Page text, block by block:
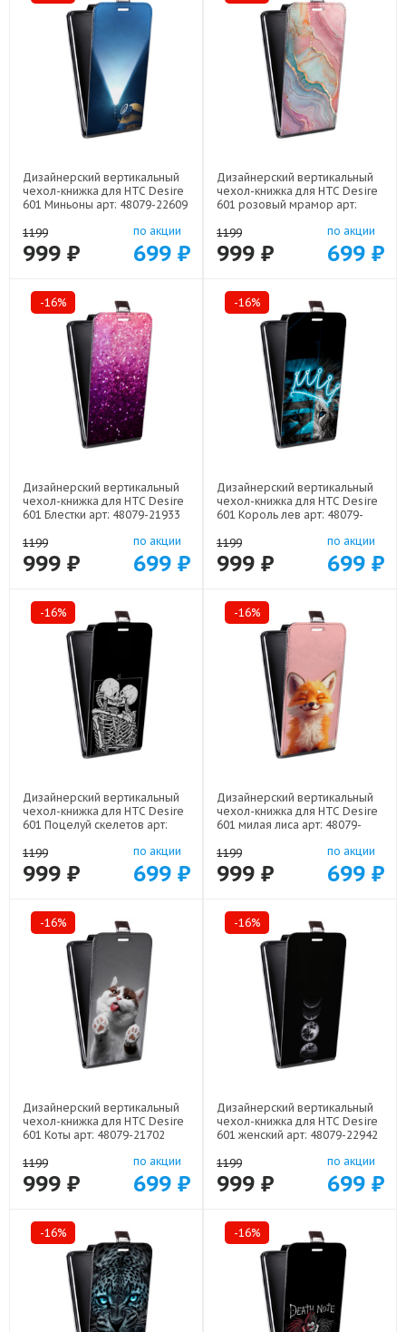
Дизайнерский вертикальный
чехол-книжка для HTC Desire
601 Миньоны арт: 48079-22609
1199
999 ₽
по акции
699 ₽
Дизайнерский вертикальный
чехол-книжка для HTC Desire
601 розовый мрамор арт:
1199
999 ₽
по акции
699 ₽
-16%
Дизайнерский вертикальный
чехол-книжка для HTC Desire
601 Блестки арт: 48079-21933
1199
999 ₽
по акции
699 ₽
-16%
Дизайнерский вертикальный
чехол-книжка для HTC Desire
601 Король лев арт: 48079-
1199
999 ₽
по акции
699 ₽
-16%
Дизайнерский вертикальный
чехол-книжка для HTC Desire
601 Поцелуй скелетов арт:
1199
999 ₽
по акции
699 ₽
-16%
Дизайнерский вертикальный
чехол-книжка для HTC Desire
601 милая лиса арт: 48079-
1199
999 ₽
по акции
699 ₽
-16%
Дизайнерский вертикальный
чехол-книжка для HTC Desire
601 Коты арт: 48079-21702
1199
999 ₽
по акции
699 ₽
-16%
Дизайнерский вертикальный
чехол-книжка для HTC Desire
601 женский арт: 48079-22942
1199
999 ₽
по акции
699 ₽
-16% -16%